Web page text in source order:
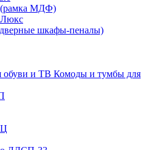
(рамка МДФ)
Люкс
шкафы-пеналы)
Комоды и тумбы для